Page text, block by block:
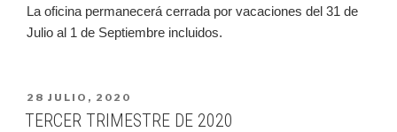
La oficina permanecerá cerrada por vacaciones del 31 de
Julio al 1 de Septiembre incluidos.
PUBLICADO
EN
28 JULIO, 2020
TERCER TRIMESTRE DE 2020